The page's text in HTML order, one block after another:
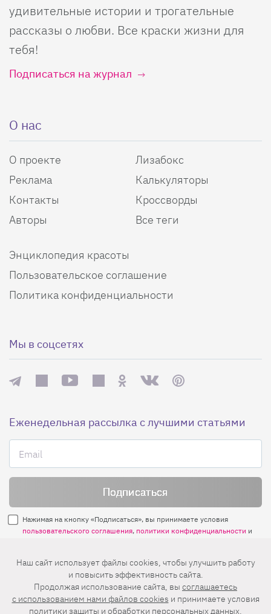
удивительные истории и трогательные
рассказы о любви. Все краски жизни для
тебя!
Подписаться на журнал
О нас
О проекте
Реклама
Контакты
Авторы
Лизабокс
Калькуляторы
Кроссворды
Все теги
Энциклопедия красоты
Пользовательское соглашение
Политика конфиденциальности
Мы в соцсетях
Еженедельная рассылка с лучшими статьями
Нажимая на кнопку «Подписаться», вы принимаете условия
пользовательского соглашения, политики конфиденциальности и
Нашли ошибку? Выделите ее и нажмите
Ctrl+Enter
Наш сайт использует файлы cookies, чтобы улучшить работу
и повысить эффективность сайта.
Продолжая использование сайта, вы соглашаетесь
c использованием нами файлов cookies и принимаете условия
политики защиты и обработки персональных данных.